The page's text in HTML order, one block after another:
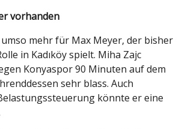
vorhanden
mehr für Max Meyer, der bisher
in Kadıköy spielt. Miha Zajc
Konyaspor 90 Minuten auf dem
sehr blass. Auch
könnte er eine